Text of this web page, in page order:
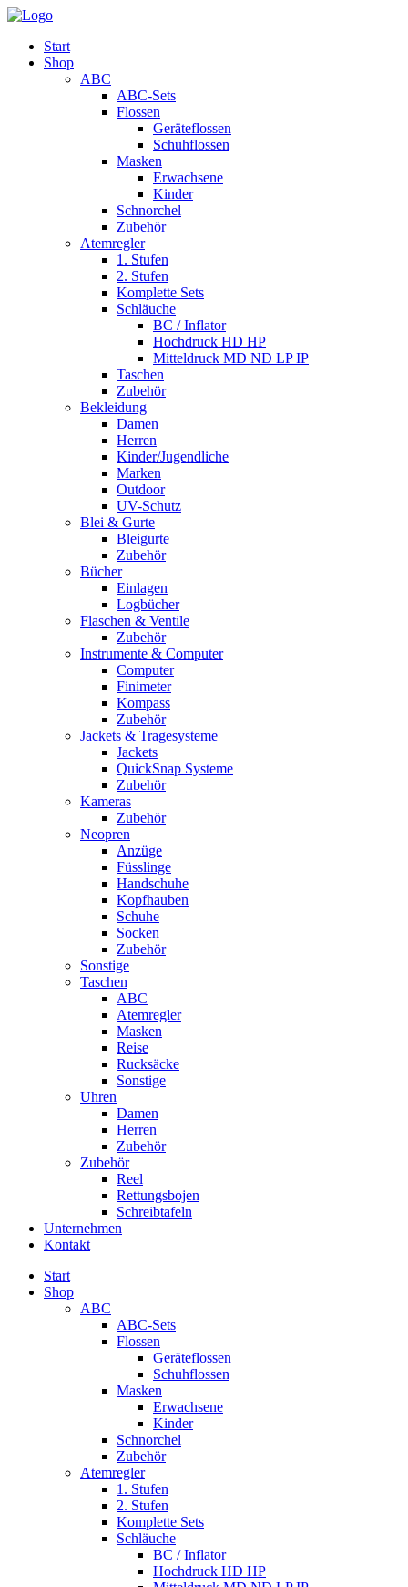
Start
Shop
ABC
ABC-Sets
Flossen
Geräteflossen
Schuhflossen
Masken
Erwachsene
Kinder
Schnorchel
Zubehör
Atemregler
1. Stufen
2. Stufen
Komplette Sets
Schläuche
BC / Inflator
Hochdruck HD HP
Mitteldruck MD ND LP IP
Taschen
Zubehör
Bekleidung
Damen
Herren
Kinder/Jugendliche
Marken
Outdoor
UV-Schutz
Blei & Gurte
Bleigurte
Zubehör
Bücher
Einlagen
Logbücher
Flaschen & Ventile
Zubehör
Instrumente & Computer
Computer
Finimeter
Kompass
Zubehör
Jackets & Tragesysteme
Jackets
QuickSnap Systeme
Zubehör
Kameras
Zubehör
Neopren
Anzüge
Füsslinge
Handschuhe
Kopfhauben
Schuhe
Socken
Zubehör
Sonstige
Taschen
ABC
Atemregler
Masken
Reise
Rucksäcke
Sonstige
Uhren
Damen
Herren
Zubehör
Zubehör
Reel
Rettungsbojen
Schreibtafeln
Unternehmen
Kontakt
Start
Shop
ABC
ABC-Sets
Flossen
Geräteflossen
Schuhflossen
Masken
Erwachsene
Kinder
Schnorchel
Zubehör
Atemregler
1. Stufen
2. Stufen
Komplette Sets
Schläuche
BC / Inflator
Hochdruck HD HP